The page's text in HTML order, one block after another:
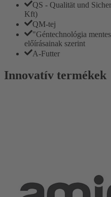
QS - Qualität und
Kft)
QM-tej
"Géntechnológia
előírásainak szerint
A-Futter
Innovatív termékek